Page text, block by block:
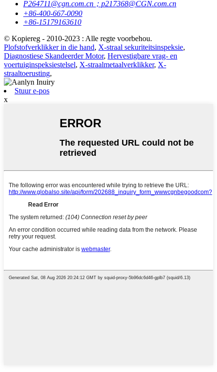
P264711@cgn.com.cn；p217368@CGN.com.cn
+86-400-667-0090
+86-15179163610
© Kopiereg - 2010-2023 : Alle regte voorbehou.
Plofstofverklikker in die hand, X-straal sekuriteitsinspeksie,
Diagnostiese Skandeerder Motor, Hervestigbare vrag- en
voertuiginspeksiestelsel, X-straalmetaalverklikker, X-
straaltoerusting,
Stuur e-pos
x